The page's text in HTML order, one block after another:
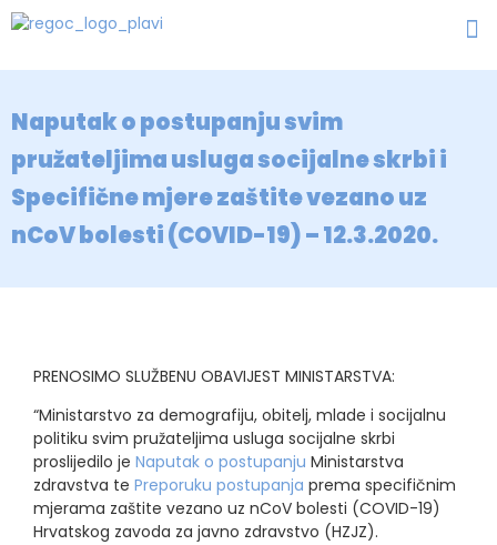
Naputak o postupanju svim
pružateljima usluga socijalne skrbi i
Specifične mjere zaštite vezano uz
nCoV bolesti (COVID-19) – 12.3.2020.
PRENOSIMO SLUŽBENU OBAVIJEST MINISTARSTVA:
“Ministarstvo za demografiju, obitelj, mlade i socijalnu
politiku svim pružateljima usluga socijalne skrbi
proslijedilo je Naputak o postupanju Ministarstva
zdravstva te Preporuku postupanja prema specifičnim
mjerama zaštite vezano uz nCoV bolesti (COVID-19)
Hrvatskog zavoda za javno zdravstvo (HZJZ).